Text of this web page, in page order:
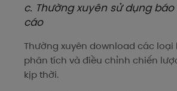
c. Thường xuyên sử dụng
cáo
Thường xuyên download các loại
phân tích và điều chỉnh chiến
kịp thời.